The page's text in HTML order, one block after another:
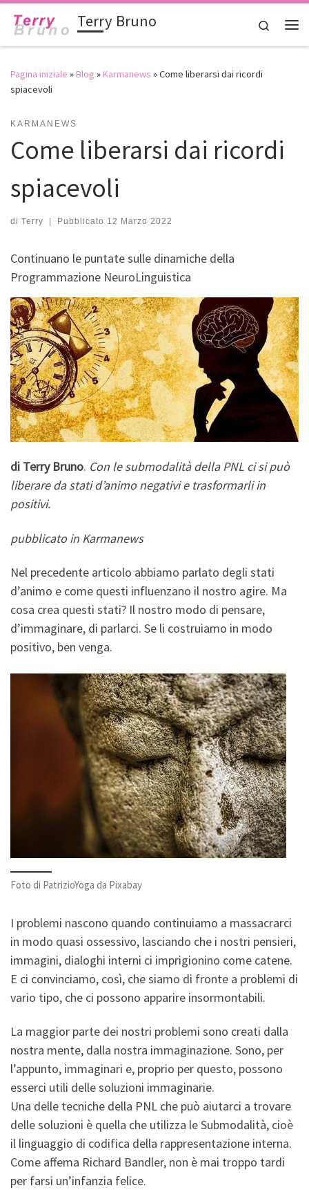
Passa al contenutoTerry Bruno
Search
Pagina iniziale »Blog »Karmanews »Come liberarsi dai ricordi
spiacevoli
KARMANEWS
Come liberarsi dai ricordi
spiacevoli
di Terry | Pubblicato 12 Marzo 2022
Continuano le puntate sulle dinamiche della
Programmazione NeuroLinguistica
di Terry Bruno. Con le submodalità della PNL ci si può
liberare da stati d’animo negativi e trasformarli in
positivi.
pubblicato in Karmanews
Nel precedente articolo abbiamo parlato degli stati
d’animo e come questi influenzano il nostro agire. Ma
cosa crea questi stati? Il nostro modo di pensare,
d’immaginare, di parlarci. Se li costruiamo in modo
positivo, ben venga.
Foto di PatrizioYoga da Pixabay
I problemi nascono quando continuiamo a massacrarci
in modo quasi ossessivo, lasciando che i nostri pensieri,
immagini, dialoghi interni ci imprigionino come catene.
E ci convinciamo, così, che siamo di fronte a problemi di
vario tipo, che ci possono apparire insormontabili.
La maggior parte dei nostri problemi sono creati dalla
nostra mente, dalla nostra immaginazione. Sono, per
l’appunto, immaginari e, proprio per questo, possono
esserci utili delle soluzioni immaginarie.
Una delle tecniche della PNL che può aiutarci a trovare
delle soluzioni è quella che utilizza le Submodalità, cioè
il linguaggio di codifica della rappresentazione interna.
Come affema Richard Bandler, non è mai troppo tardi
per farsi un’infanzia felice.